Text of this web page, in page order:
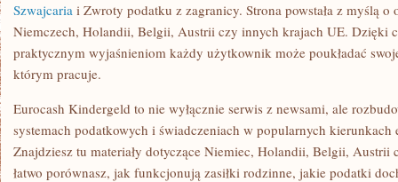
Szwajcaria i Zwroty podatku z zagranicy. Strona powstała z myślą o
Niemczech, Holandii, Belgii, Austrii czy innych krajach UE. Dzięki
praktycznym wyjaśnieniom każdy użytkownik może poukładać
którym pracuje.
Eurocash Kindergeld to nie wyłącznie serwis z newsami, ale
systemach podatkowych i świadczeniach w popularnych
Znajdziesz tu materiały dotyczące Niemiec, Holandii, Belgii,
łatwo porównasz, jak funkcjonują zasiłki rodzinne, jakie podatki